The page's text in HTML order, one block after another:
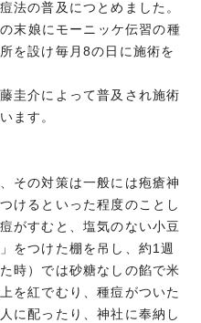
法の普及につとめました。
末娘にモーニッケ伝習の種
を設け毎月8の日に施術を
圭介によって普及され施術
ます。
その対策は一般には疱瘡神
けるといった程度のことし
がすむと、塩気のない小豆
をつけた棚を吊し、約1週
時）では砂糖なしの餡で米
を紅でむり、種痘がついた
に配ったり、神社に奉納し